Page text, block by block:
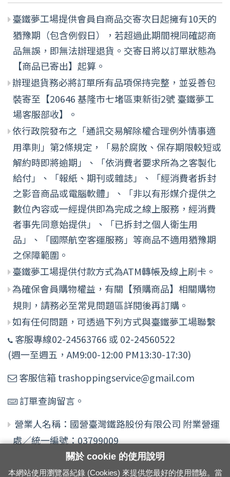
臺鐵夢工場提供會員自商品交寄次日起擁有10天的
猶豫期（包含例假日），若超過此期間視同確認商
品無誤，即無法辦理退貨。交寄日將以訂單狀態為
【商品已寄出】起算。
辦理退貨務必將訂單所有品項保持完整，並妥善包
裝寄至【20646 基隆市七堵區東新街2號 臺鐵夢工
場客服部收】。
依行政院發布之「通訊交易解除權合理例外情事適
用準則」第2條規定，「易於腐敗、保存期限較短或
解約時即將逾期」、「依消費者要求所為之客製化
給付」、「報紙、期刊或雜誌」、「經消費者拆封
之影音商品或電腦軟體」、「非以有形媒介提供之
數位內容或一經提供即為完成之線上服務，經消費
者事先同意始提供」、「已拆封之個人衛生用
品」、「國際航空客運服務」等商品不適用猶豫期
之保障範圍。
臺鐵夢工場提供付款方式為ATM轉帳及線上刷卡。
為確保會員購物權益，有關【預購商品】相關購物
規則，請務必至常見問題區詳閱後再訂購。
如有任何問題，可透過下列方式與臺鐵夢工場聯繫
客服專線02-24563766 或 02-24560522
(週一至週五，AM9:00-12:00 PM13:30-17:30)
客服信箱 trashoppingservice@gmail.com
訂單查詢留言。
營業人名稱：國營臺灣鐵路股份有限公司 附業營運
處／統一編號：03799009
關於 cookie 的使用說明
本網站使用瀏覽器紀錄 (Cookies) 來提供您最好的使用體驗。當